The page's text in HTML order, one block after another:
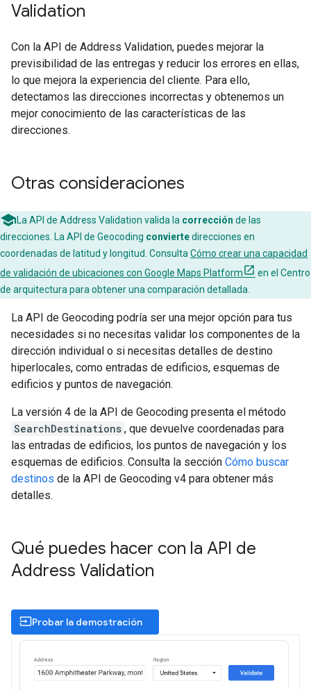
Validation
Con la API de Address Validation, puedes mejorar la
previsibilidad de las entregas y reducir los errores en ellas,
lo que mejora la experiencia del cliente. Para ello,
detectamos las direcciones incorrectas y obtenemos un
mejor conocimiento de las características de las
direcciones.
Otras consideraciones
La API de Address Validation valida la corrección de las
direcciones. La API de Geocoding conviertedirecciones en
coordenadas de latitud y longitud. Consulta Cómo crear una capacidad
de validación de ubicaciones con Google Maps Platform
en el Centro
de arquitectura para obtener una comparación detallada.
La API de Geocoding podría ser una mejor opción para tus
necesidades si no necesitas validar los componentes de la
dirección individual o si necesitas detalles de destino
hiperlocales, como entradas de edificios, esquemas de
edificios y puntos de navegación.
La versión 4 de la API de Geocoding presenta el método
SearchDestinations , que devuelve coordenadas para
las entradas de edificios, los puntos de navegación y los
esquemas de edificios. Consulta la sección Cómo buscar
destinos de la API de Geocoding v4 para obtener más
detalles.
Qué puedes hacer con la API de
Address Validation
inputProbar la demostración